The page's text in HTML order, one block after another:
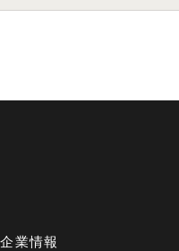
企業情報